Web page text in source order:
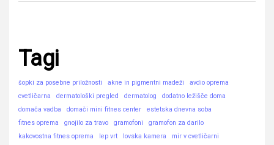
Tagi
šopki za posebne priložnosti akne in pigmentni madeži
avdio oprema
cvetličarna
dermatološki pregled dermatolog
dodatno ležišče doma
domača vadba
domači mini fitnes center
estetska dnevna soba
fitnes oprema
gnojilo za travo gramofoni
gramofon za darilo
kakovostna fitnes oprema
lep vrt lovska kamera
mir v cvetličarni